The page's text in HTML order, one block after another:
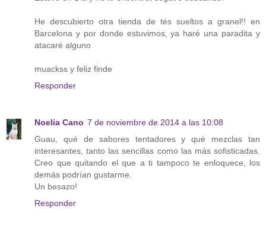
He descubierto otra tienda de tés sueltos a granel!! en
Barcelona y por donde estuvimos, ya haré una paradita y
atacaré alguno
muackss y feliz finde
Responder
Noelia Cano 7 de noviembre de 2014 a las 10:08
Guau, qué de sabores tentadores y qué mezclas tan
interesantes, tanto las sencillas como las más sofisticadas.
Creo que quitando el que a ti tampoco te enloquece, los
demás podrían gustarme.
Un besazo!
Responder